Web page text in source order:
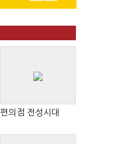
편의점 전성시대